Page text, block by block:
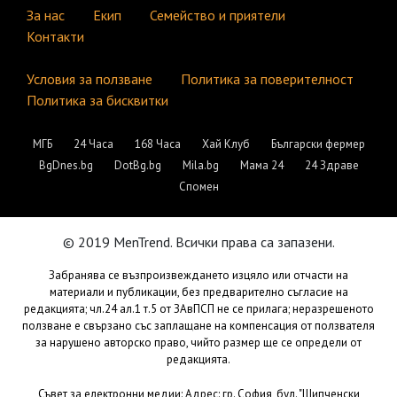
За нас Екип
Семейство и приятели
Контакти
Условия за ползване
Политика за поверителност
Политика за бисквитки
МГБ 24 Часа 168 Часа Хай Клуб
Български фермер
BgDnes.bg
DotBg.bg Mila.bg Мама 24
24 Здраве
Спомен
© 2019 MenTrend. Всички права са запазени.
Забранява се възпроизвеждането изцяло или отчасти на
материали и публикации, без предварително съгласие на
редакцията; чл.24 ал.1 т.5 от ЗАвПСП не се прилага; неразрешеното
ползване е свързано със заплащане на компенсация от ползвателя
за нарушено авторско право, чийто размер ще се определи от
редакцията.